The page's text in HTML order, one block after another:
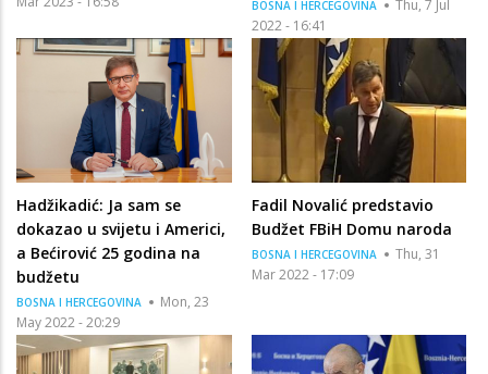
BOSNA I HERCEGOVINA
Thu, 7 Jul
2022 - 16:41
Hadžikadić: Ja sam se
dokazao u svijetu i Americi,
a Bećirović 25 godina na
budžetu
BOSNA I HERCEGOVINA
Mon, 23
May 2022 - 20:29
Fadil Novalić predstavio
Budžet FBiH Domu naroda
BOSNA I HERCEGOVINA
Thu, 31
Mar 2022 - 17:09